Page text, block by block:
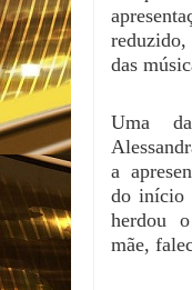
das
Uma
a
do início
herdou
mãe,